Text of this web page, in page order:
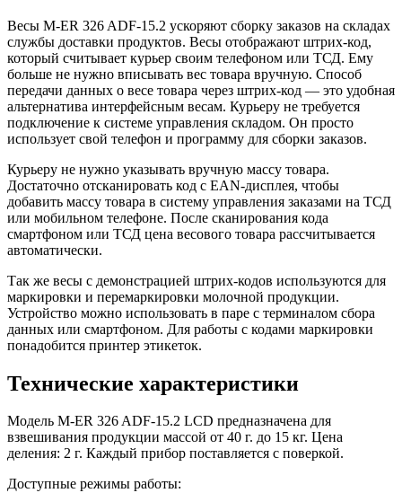
Весы M-ER 326 ADF-15.2 ускоряют сборку заказов на складах
службы доставки продуктов. Весы отображают штрих-код,
который считывает курьер своим телефоном или ТСД. Ему
больше не нужно вписывать вес товара вручную. Способ
передачи данных о весе товара через штрих-код — это удобная
альтернатива интерфейсным весам. Курьеру не требуется
подключение к системе управления складом. Он просто
использует свой телефон и программу для сборки заказов.
Курьеру не нужно указывать вручную массу товара.
Достаточно отсканировать код с EAN-дисплея, чтобы
добавить массу товара в систему управления заказами на ТСД
или мобильном телефоне. После сканирования кода
смартфоном или ТСД цена весового товара рассчитывается
автоматически.
Так же весы с демонстрацией штрих-кодов используются для
маркировки и перемаркировки молочной продукции.
Устройство можно использовать в паре с терминалом сбора
данных или смартфоном. Для работы с кодами маркировки
понадобится принтер этикеток.
Технические характеристики
Модель M-ER 326 ADF-15.2 LCD предназначена для
взвешивания продукции массой от 40 г. до 15 кг. Цена
деления: 2 г. Каждый прибор поставляется с поверкой.
Доступные режимы работы: